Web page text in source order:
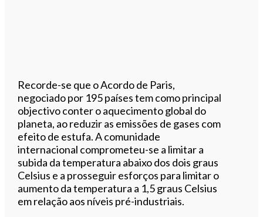
Recorde-se que o Acordo de Paris,
negociado por 195 países tem como principal
objectivo conter o aquecimento global do
planeta, ao reduzir as emissões de gases com
efeito de estufa. A comunidade
internacional comprometeu-se a limitar a
subida da temperatura abaixo dos dois graus
Celsius e a prosseguir esforços para limitar o
aumento da temperatura a 1,5 graus Celsius
em relação aos níveis pré-industriais.